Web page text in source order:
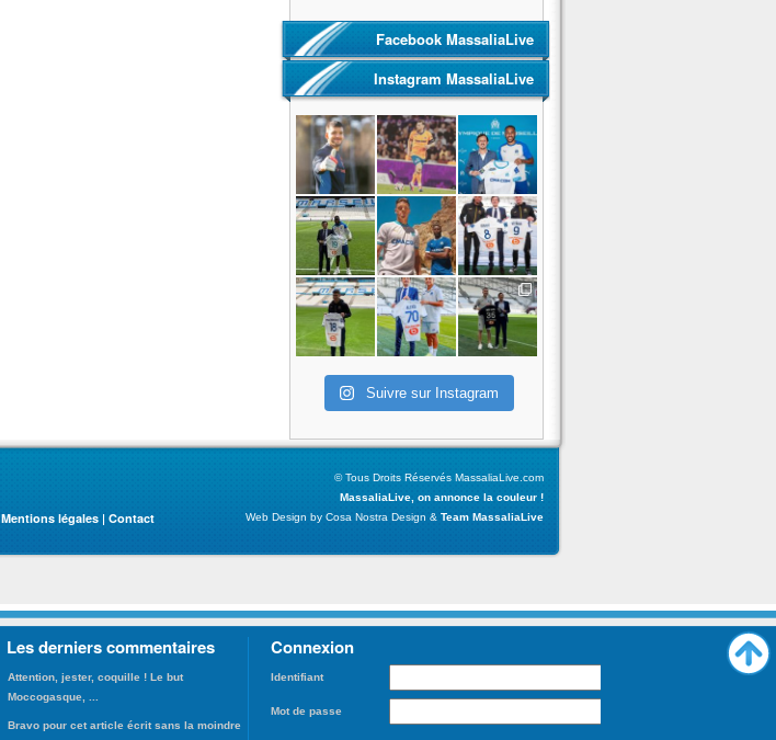
Facebook MassaliaLive
Instagram MassaliaLive
Suivre sur Instagram
Mentions légales | Contact
© Tous Droits Réservés MassaliaLive.com
MassaliaLive, on annonce la couleur !
Web Design by Cosa Nostra Design & Team MassaliaLive
Les derniers commentaires
Attention, jester, coquille ! Le but
Moccogasque, ...
Bravo pour cet article écrit sans la moindre
Connexion
Identifiant
Mot de passe